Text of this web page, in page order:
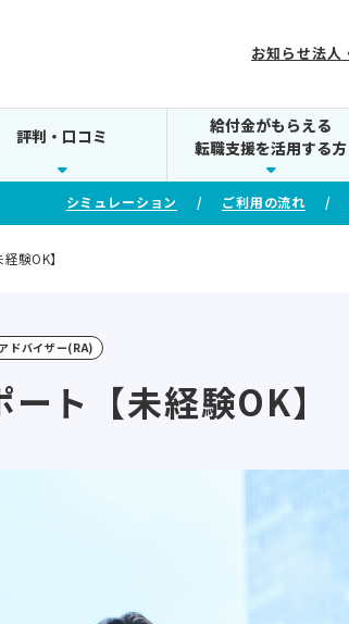
お知らせ法人
評判・口コミ
給付金がもらえる
転職支援を活用する方
シミュレーション ご利用の流れ
験OK】
ドバイザー(RA)
ト【未経験OK】